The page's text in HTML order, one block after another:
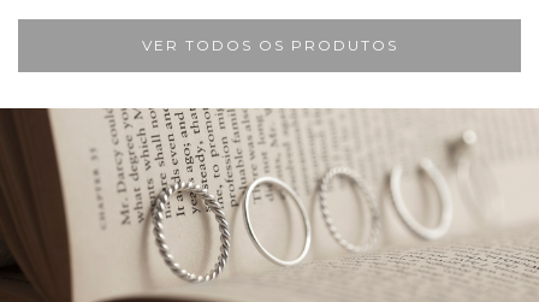
VER TODOS OS PRODUTOS